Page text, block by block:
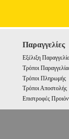
Παραγγελίες
Εξέλιξη
Τρόποι
Τρόποι Πληρωμής
Τρόποι Αποστολής
Επιστροφές